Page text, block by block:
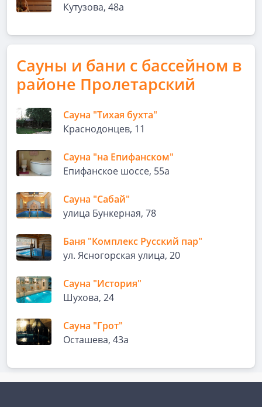
Кутузова, 48а
Сауны и бани с бассейном в
районе Пролетарский
Сауна "Тихая бухта"
Краснодонцев, 11
Сауна "на Епифанском"
Епифанское шоссе, 55а
Сауна "Сабай"
улица Бункерная, 78
Баня "Комплекс Русский пар"
ул. Ясногорская улица, 20
Сауна "История"
Шухова, 24
Сауна "Грот"
Осташева, 43а